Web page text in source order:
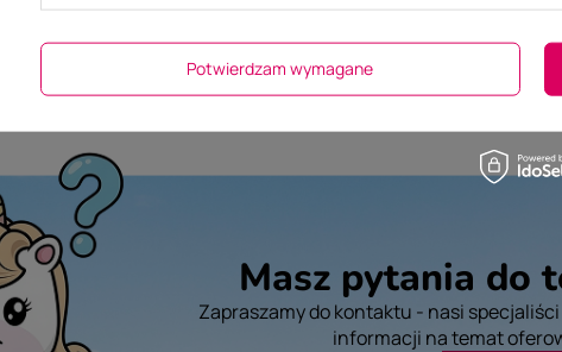
Masz pytania do
Zapraszamy do kontaktu - nasi
informacji na temat
Potwierdzam wymagane